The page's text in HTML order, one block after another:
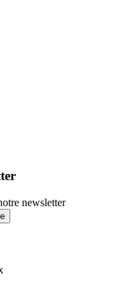
newsletter